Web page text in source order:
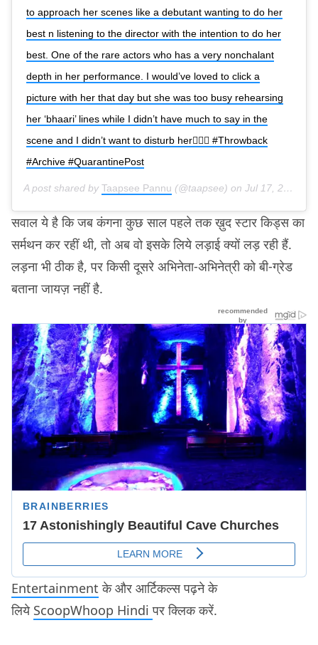
to approach her scenes like a debutant wanting to do her
best n listening to the director with the intention to do her
best. One of the rare actors who has a very nonchalant
depth in her performance. I would’ve loved to click a
picture with her that day but she was too busy rehearsing
her ‘bhaari’ lines while I didn’t have much to say in the
scene and I didn’t want to disturb her💁🏻‍♀️ #Throwback
#Archive #QuarantinePost
A post shared by Taapsee Pannu (@taapsee) on Jul 17, 2020 at 3:25am PDT
सवाल ये है कि जब कंगना कुछ साल पहले तक ख़ुद स्टार किड्स का
सर्मथन कर रहीं थी, तो अब वो इसके लिये लड़ाई क्यों लड़ रही हैं.
लड़ना भी ठीक है, पर किसी दूसरे अभिनेता-अभिनेत्री को बी-ग्रेड
बताना जायज़ नहीं है.
Entertainment के और आर्टिकल्स पढ़ने के
लिये ScoopWhoop Hindiपर क्लिक करें.